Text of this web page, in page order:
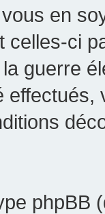
en
celles-ci
guerre
phpBB